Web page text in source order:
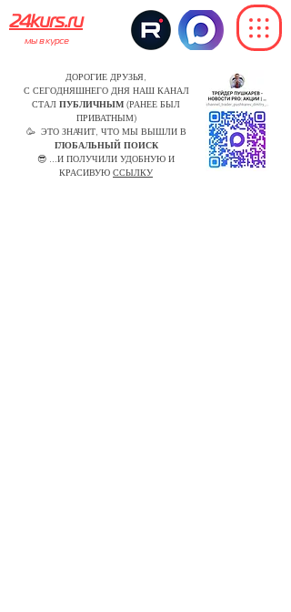
24kurs.ru
мы в курсе
ДОРОГИЕ ДРУЗЬЯ,
С СЕГОДНЯШНЕГО ДНЯ НАШ КАНАЛ
СТАЛ ПУБЛИЧНЫМ (РАНЕЕ БЫЛ
ПРИВАТНЫМ)
🥳 ЭТО ЗНАЧИТ, ЧТО МЫ ВЫШЛИ В
ГЛОБАЛЬНЫЙ ПОИСК
😎 ...И ПОЛУЧИЛИ УДОБНУЮ И
КРАСИВУЮ ССЫЛКУ